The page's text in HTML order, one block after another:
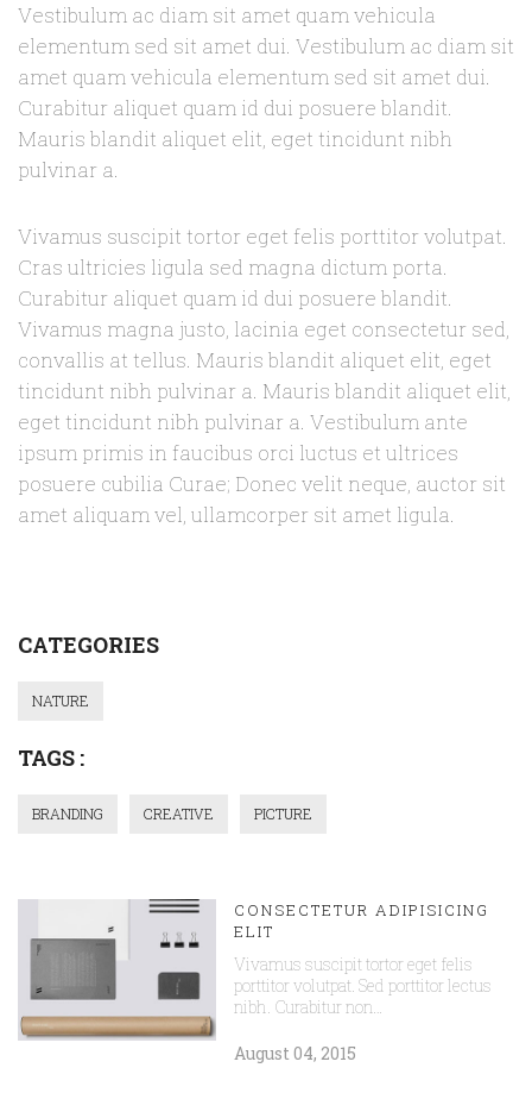
Vestibulum ac diam sit amet quam vehicula
elementum sed sit amet dui. Vestibulum ac diam sit
amet quam vehicula elementum sed sit amet dui.
Curabitur aliquet quam id dui posuere blandit.
Mauris blandit aliquet elit, eget tincidunt nibh
pulvinar a.
Vivamus suscipit tortor eget felis porttitor volutpat.
Cras ultricies ligula sed magna dictum porta.
Curabitur aliquet quam id dui posuere blandit.
Vivamus magna justo, lacinia eget consectetur sed,
convallis at tellus. Mauris blandit aliquet elit, eget
tincidunt nibh pulvinar a. Mauris blandit aliquet elit,
eget tincidunt nibh pulvinar a. Vestibulum ante
ipsum primis in faucibus orci luctus et ultrices
posuere cubilia Curae; Donec velit neque, auctor sit
amet aliquam vel, ullamcorper sit amet ligula.
CATEGORIES
NATURE
TAGS :
BRANDING CREATIVE PICTURE
CONSECTETUR ADIPISICING
ELIT
Vivamus suscipit tortor eget felis
porttitor volutpat. Sed porttitor lectus
nibh. Curabitur non…
August 04, 2015